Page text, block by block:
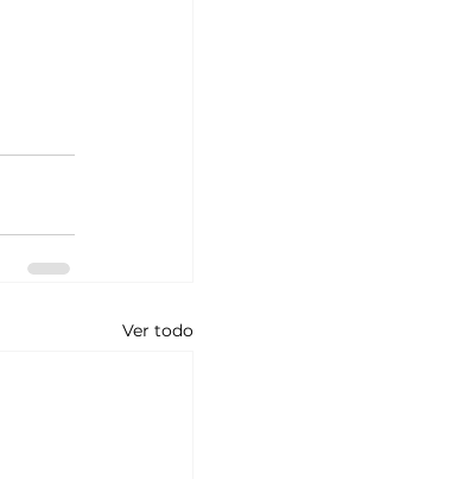
Ver todo